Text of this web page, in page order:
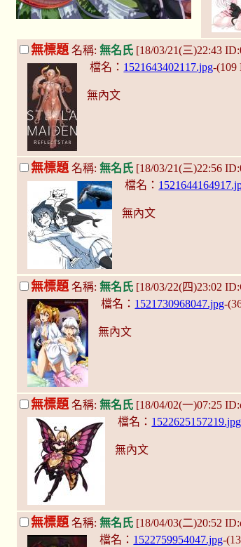
無標題 名稱: 無名氏 [18/03/21(三)22:43
檔名： 1521643402117.jpg-(109
無內文
無標題名稱: 無名氏 [18/03/21(三)22:56
檔名：
無內文
無標題 名稱: 無名氏 [18/03/22(四)23:02
檔名： 1521730968047.jpg-
無內文
無標題 名稱: 無名氏 [18/04/02(一)07:25
檔名： 1522625157219.jpg
無內文
無標題 名稱: 無名氏 [18/04/03(二)20:52
檔名： 1522759954047.jpg-